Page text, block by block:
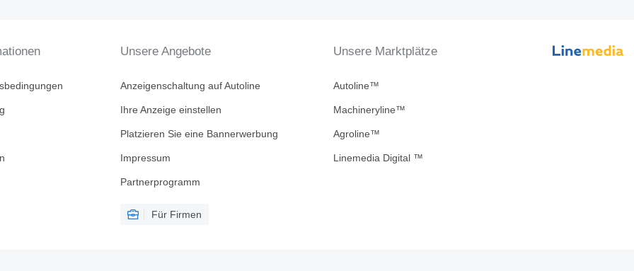
Unsere Angebote
Anzeigenschaltung auf Autoline
Ihre Anzeige einstellen
Platzieren Sie eine Bannerwerbung
Impressum
Partnerprogramm
Für Firmen
Unsere Marktplätze
Autoline™
Machineryline™
Agroline™
Linemedia Digital ™